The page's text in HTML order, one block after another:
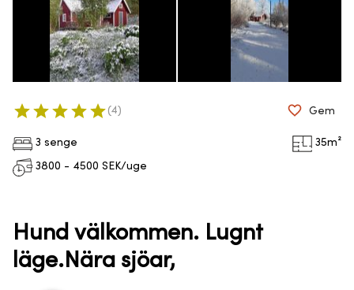
3 senge 35m²
3800 - 4500 SEK/uge
(4 ) Gem
Hund välkommen. Lugnt
läge.Nära sjöar,